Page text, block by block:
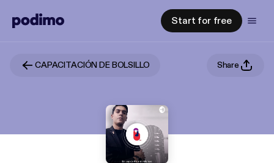
Start for free
CAPACITACIÓN DE BOLSILLO Share